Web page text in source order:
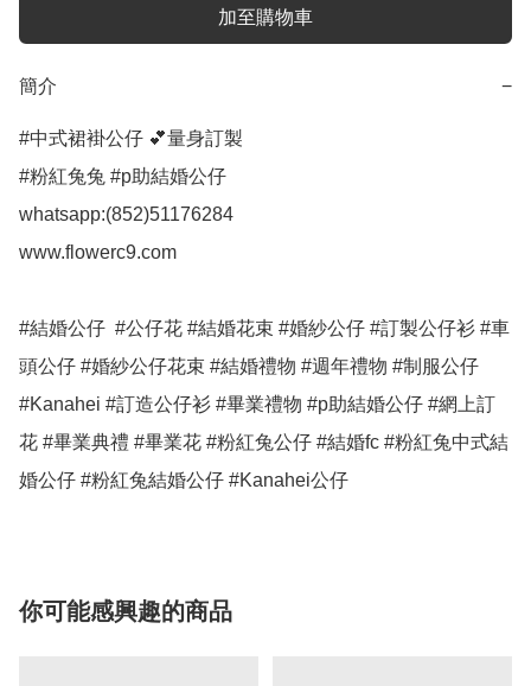
加至購物車
簡介 −
#中式裙褂公仔 💕量身訂製
#粉紅兔兔 #p助結婚公仔
whatsapp:(852)51176284
www.flowerc9.com
#結婚公仔  #公仔花 #結婚花束 #婚紗公仔 #訂製公仔衫 #車
頭公仔 #婚紗公仔花束 #結婚禮物 #週年禮物 #制服公仔
#Kanahei #訂造公仔衫 #畢業禮物 #p助結婚公仔 #網上訂
花 #畢業典禮 #畢業花 #粉紅兔公仔 #結婚fc #粉紅兔中式結
婚公仔 #粉紅兔結婚公仔 #Kanahei公仔
你可能感興趣的商品